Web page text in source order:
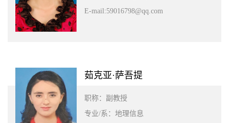
E-mail:59016798@qq.com
茹克亚·萨吾提
职称：副教授
专业/系：地理信息